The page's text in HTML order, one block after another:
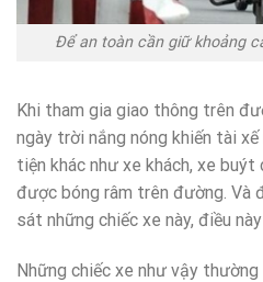
Để an toàn cần giữ khoảng
Khi tham gia giao thông trên
ngày trời nắng nóng khiến tài
tiện khác như xe khách, xe
được bóng râm trên đường. Và
sát những chiếc xe này, điều
Những chiếc xe như vậy